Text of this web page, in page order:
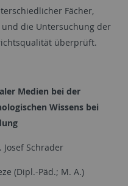
Fächer,
die Untersuchung der
überprüft.
Medien bei der
Wissens bei
Josef Schrader
(Dipl.-Päd.; M. A.)